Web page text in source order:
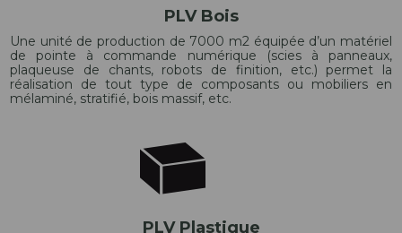
PLV Bois
Une unité de production de 7000 m2 équipée d’un matériel
de pointe à commande numérique (scies à panneaux,
plaqueuse de chants, robots de finition, etc.) permet la
réalisation de tout type de composants ou mobiliers en
mélaminé, stratifié, bois massif, etc.
PLV Plastique